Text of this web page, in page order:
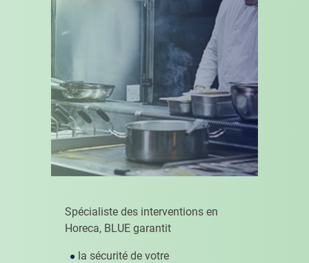
Spécialiste des interventions en
Horeca, BLUE garantit
la sécurité de votre